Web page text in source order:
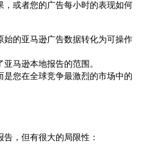
，或者您的广告每小时的表现如何
始的亚马逊广告数据转化为可操作
马逊本地报告的范围。
您在全球竞争最激烈的市场中的
，但有很大的局限性：